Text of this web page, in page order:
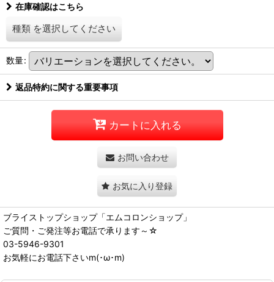
在庫確認はこちら
種類 を選択してください
数量:
返品特約に関する重要事項
カートに入れる
お問い合わせ
お気に入り登録
ブライストップショップ「エムコロンショップ」
ご質問・ご発注等お電話で承ります～☆
03-5946-9301
お気軽にお電話下さいm(･ω･m)